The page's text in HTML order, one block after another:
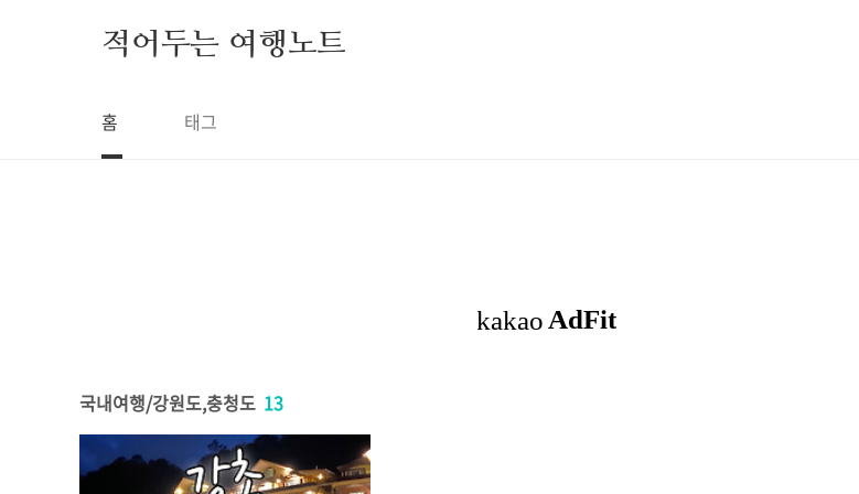
적어두는 여행노트
홈 태그
국내여행/강원도,충청도 13